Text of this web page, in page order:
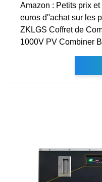
Amazon : Petits prix
euros d''achat sur les
ZKLGS Coffret de
1000V PV Combiner